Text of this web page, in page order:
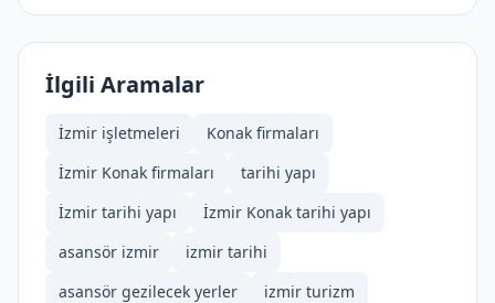
İlgili Aramalar
İzmir işletmeleri
Konak firmaları
İzmir Konak firmaları
tarihi yapı
İzmir tarihi yapı
İzmir Konak tarihi yapı
asansör izmir
izmir tarihi
asansör gezilecek yerler
izmir turizm